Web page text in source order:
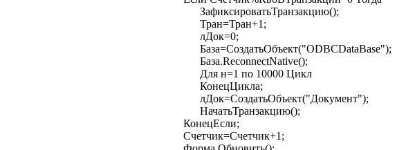
ЗафиксироватьТранзакцию();
Тран=Тран+1;
лДок=0;
База=СоздатьОбъект("ODBCDataBase");
База.ReconnectNative();
Для н=1 по 10000 Цикл
КонецЦикла;
лДок=СоздатьОбъект("Документ");
НачатьТранзакцию();
КонецЕсли;
Счетчик=Счетчик+1;